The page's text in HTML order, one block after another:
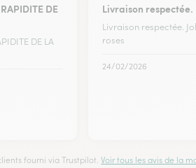
DE
DE LA
Livraison respectée.
Livraison respectée.
roses
24/02/2026
fourni via Trustpilot.Voir tous les avis de la